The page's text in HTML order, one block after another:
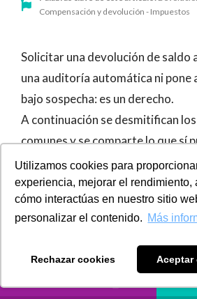
Utilizamos cookies para
experiencia, mejorar el rendimiento,
cómo interactúas en nuestro sitio
personalizar el contenido. Más
Rechazar cookies Aceptar
Compensación y devolución - Impuestos
Solicitar una devolución de saldo
una auditoría automática ni pone
bajo sospecha: es un derecho.
A continuación sedesmitifican
comunes y se comparte lo que sí
proceso.
A muchas personas y empresas
revisan sus cuentas, encuentran
declaración de renta, y se
que se lo